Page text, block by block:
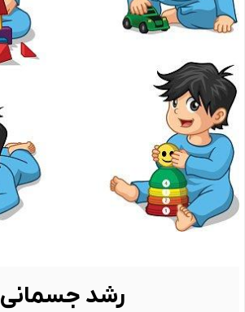
رشد جسمانی